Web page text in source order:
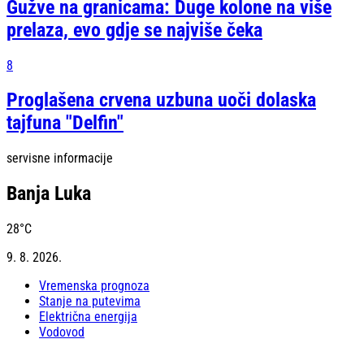
Gužve na granicama: Duge kolone na više
prelaza, evo gdje se najviše čeka
8
Proglašena crvena uzbuna uoči dolaska
tajfuna "Delfin"
servisne informacije
Banja Luka
28°C
9. 8. 2026.
Vremenska prognoza
Stanje na putevima
Električna energija
Vodovod